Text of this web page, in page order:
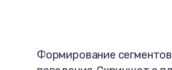
Формирование